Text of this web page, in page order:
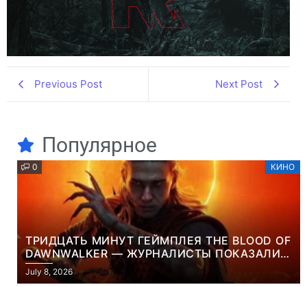
Previous Post Next Post
Популярное
0 КИНО
ТРИДЦАТЬ МИНУТ ГЕЙМПЛЕЯ THE BLOOD OF
DAWNWALKER — ЖУРНАЛИСТЫ ПОКАЗАЛИ
НАЧАЛО НОВОЙ ИГРЫ ОТ ВЕТЕРАНОВ CD
PROJEKT RED
July 8, 2026